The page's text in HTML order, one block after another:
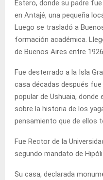
Estero, donde su padre
en Antajé, una pequeña
Luego se trasladó a
formación académica.
de Buenos Aires entre 1926
Fue desterrado a la Isla
casa décadas después
popular de Ushuaia, donde
sobre la historia de los
pensamiento que de ellos
Fue Rector de la
segundo mandato de
Su casa, declarada